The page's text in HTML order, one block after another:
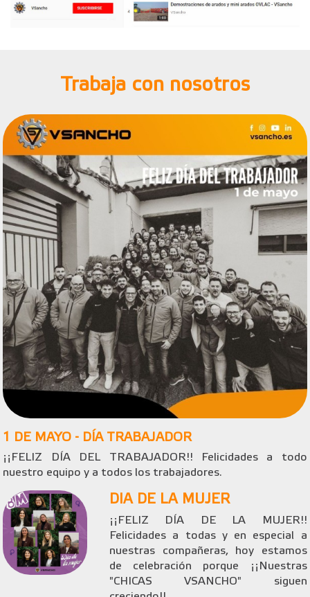
Trabaja con nosotros
1 DE MAYO - DÍA TRABAJADOR
¡¡FELIZ DÍA DEL TRABAJADOR!! Felicidades a todo
nuestro equipo y a todos los trabajadores.
DIA DE LA MUJER
¡¡FELIZ DÍA DE LA MUJER!!
Felicidades a todas y en especial a
nuestras compañeras, hoy estamos
de celebración porque ¡¡Nuestras
"CHICAS VSANCHO" siguen